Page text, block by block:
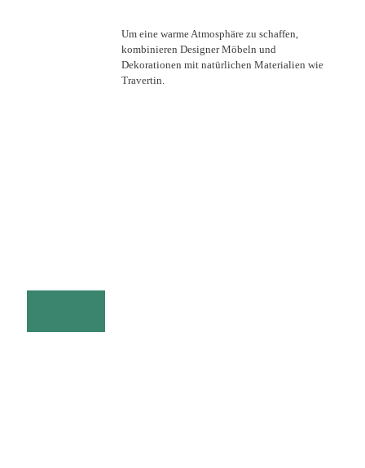
Um eine warme Atmosphäre zu schaffen,
kombinieren Designer Möbeln und
Dekorationen mit natürlichen Materialien wie
Travertin.